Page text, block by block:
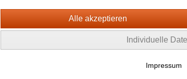
Kontakt LIEFERFRISTEN
BLECH- + HOLZSCHILDER-MAGNETE
EMAILLE SCHILDER aller Art
Individuelle
Impressum